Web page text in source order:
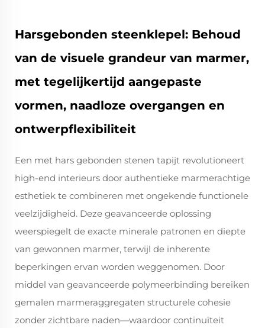
Harsgebonden steenklepel: Behoud
van de visuele grandeur van marmer,
met tegelijkertijd aangepaste
vormen, naadloze overgangen en
ontwerpflexibiliteit
Een met hars gebonden stenen tapijt revolutioneert
high-end interieurs door authentieke marmerachtige
esthetiek te combineren met ongekende functionele
veelzijdigheid. Deze geavanceerde oplossing
weerspiegelt de exacte minerale patronen en diepte
van gewonnen marmer, terwijl de inherente
beperkingen ervan worden weggenomen. Door
middel van geavanceerde polymeerbinding bereiken
gemalen marmeraggregaten structurele cohesie
zonder zichtbare naden—waardoor continuïteit